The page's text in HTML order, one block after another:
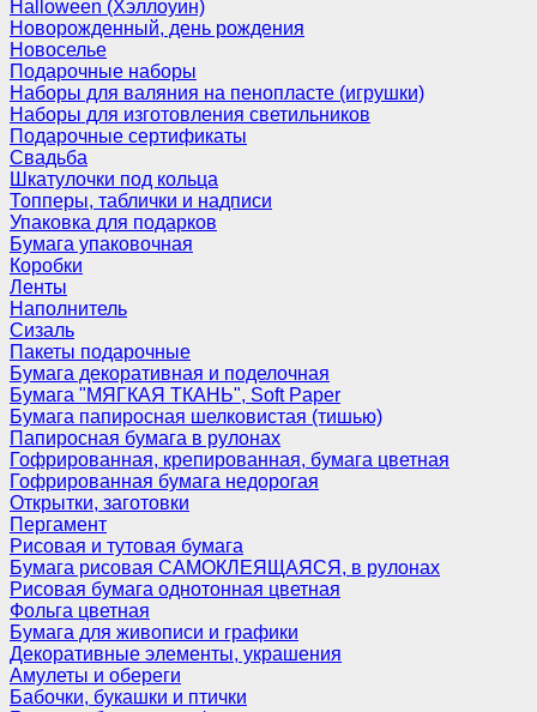
Halloween (Хэллоуин)
Новорожденный, день рождения
Новоселье
Подарочные наборы
Наборы для валяния на пенопласте (игрушки)
Наборы для изготовления светильников
Подарочные сертификаты
Свадьба
Шкатулочки под кольца
Топперы, таблички и надписи
Упаковка для подарков
Бумага упаковочная
Коробки
Ленты
Наполнитель
Сизаль
Пакеты подарочные
Бумага декоративная и поделочная
Бумага "МЯГКАЯ ТКАНЬ", Soft Paper
Бумага папиросная шелковистая (тишью)
Папиросная бумага в рулонах
Гофрированная, крепированная, бумага цветная
Гофрированная бумага недорогая
Открытки, заготовки
Пергамент
Рисовая и тутовая бумага
Бумага рисовая САМОКЛЕЯЩАЯСЯ, в рулонах
Рисовая бумага однотонная цветная
Фольга цветная
Бумага для живописи и графики
Декоративные элементы, украшения
Амулеты и обереги
Бабочки, букашки и птички